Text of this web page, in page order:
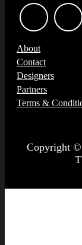
About
Contact
Designers
Partners
Terms &
Copyright ©